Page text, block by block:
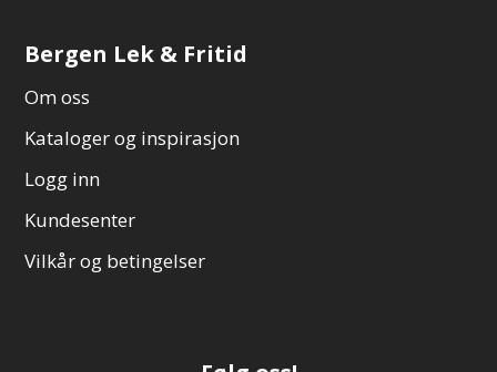
Bergen Lek & Fritid
Om oss
Kataloger og inspirasjon
Logg inn
Kundesenter
Vilkår og betingelser